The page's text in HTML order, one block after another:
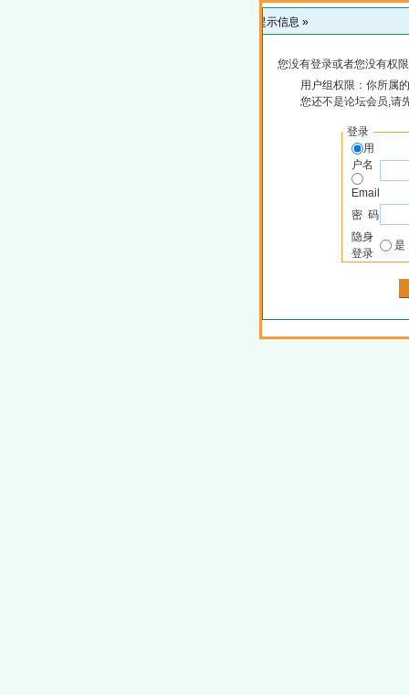
提示信息 »
您没有登录或者您没有权
用户组权限：你所属
您还不是论坛会员,请
登录
用
户名
Email
密 码
隐身
登录